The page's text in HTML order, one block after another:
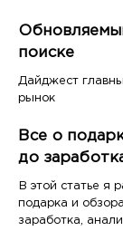
поиске
Дайджест
рынок
Все о
до
В этой статье я
подарка и
заработка,